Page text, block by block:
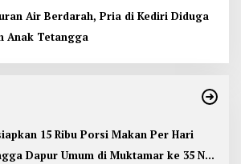
Air Berdarah, Pria di Kediri Diduga
Anak Tetangga
15 Ribu Porsi Makan Per Hari
Dapur Umum di Muktamar ke 35 NU